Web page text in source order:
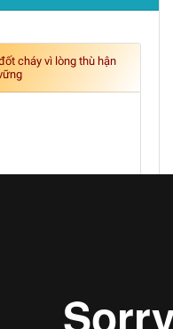
cháy vì lòng thù hận